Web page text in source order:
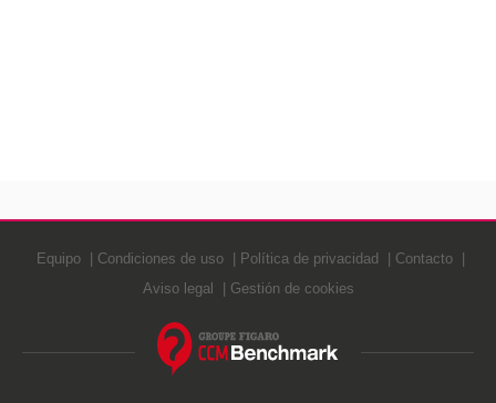
Equipo Condiciones de uso Política de privacidad
Contacto
Aviso legal
Gestión de cookies